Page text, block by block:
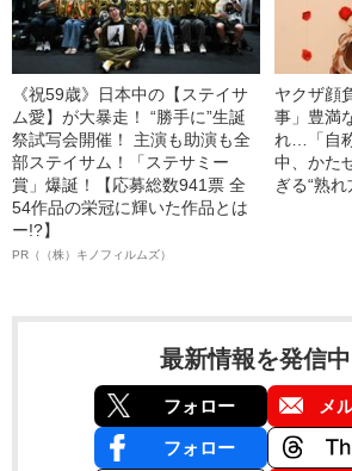
《祝59歳》日本中の【ステイサ
ム愛】が大暴走！ “勝手に”生誕
祭試写会開催！ 主演も助演も全
部ステイサム！「ステサミー
賞」爆誕！【応募総数941票 全
54作品の栄冠に輝いた作品とは
ー!?】
PR（（株）キノフィルムズ）
ヤクザ顔
事」豊満
れ…「自
中、かた
ぎる“熟れ
最新情報を発信中
フォロー メ
フォロー